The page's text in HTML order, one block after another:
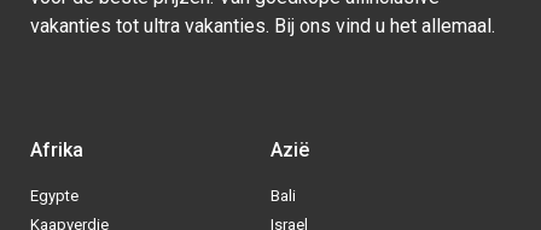
vakanties tot ultra vakanties. Bij ons vind u het allemaal.
Afrika
Egypte
Kaapverdie
Azië
Bali
Israel